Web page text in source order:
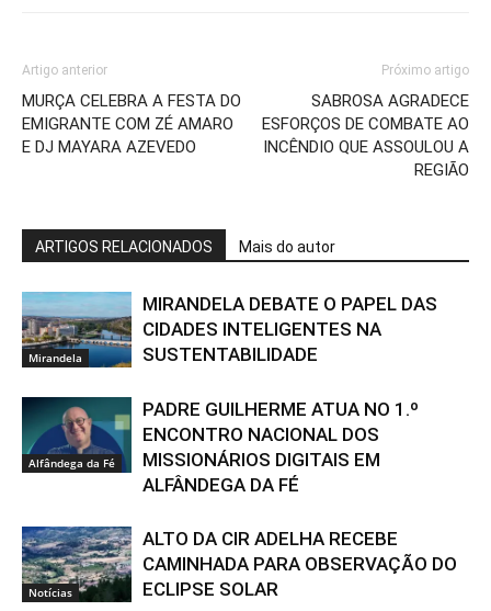
Artigo anterior
MURÇA CELEBRA A FESTA DO
EMIGRANTE COM ZÉ AMARO
E DJ MAYARA AZEVEDO
Próximo artigo
SABROSA AGRADECE
ESFORÇOS DE COMBATE AO
INCÊNDIO QUE ASSOULOU A
REGIÃO
ARTIGOS RELACIONADOS Mais do autor
Mirandela
MIRANDELA DEBATE O PAPEL DAS
CIDADES INTELIGENTES NA
SUSTENTABILIDADE
Alfândega da Fé
PADRE GUILHERME ATUA NO 1.º
ENCONTRO NACIONAL DOS
MISSIONÁRIOS DIGITAIS EM
ALFÂNDEGA DA FÉ
Notícias
ALTO DA CIR ADELHA RECEBE
CAMINHADA PARA OBSERVAÇÃO DO
ECLIPSE SOLAR